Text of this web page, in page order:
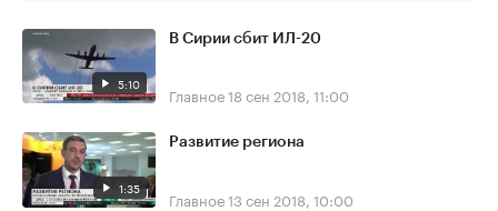
5:10
В Сирии сбит ИЛ-20
Главное18 сен 2018, 11:00
1:35
Развитие региона
Главное13 сен 2018, 10:00